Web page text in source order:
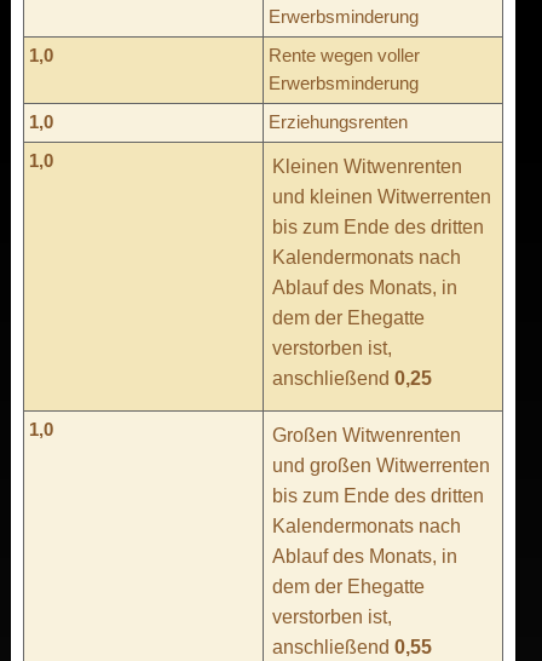
Erwerbsminderung
1,0
Rente wegen voller
Erwerbsminderung
1,0
Erziehungsrenten
1,0
Kleinen Witwenrenten
und kleinen Witwerrenten
bis zum Ende des dritten
Kalendermonats nach
Ablauf des Monats, in
dem der Ehegatte
verstorben ist,
anschließend 0,25
1,0
Großen Witwenrenten
und großen Witwerrenten
bis zum Ende des dritten
Kalendermonats nach
Ablauf des Monats, in
dem der Ehegatte
verstorben ist,
anschließend 0,55